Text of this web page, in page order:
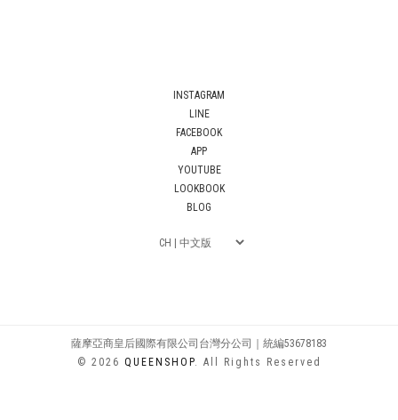
INSTAGRAM
LINE
FACEBOOK
APP
YOUTUBE
LOOKBOOK
BLOG
薩摩亞商皇后國際有限公司台灣分公司｜統編53678183
© 2026 QUEENSHOP. All Rights Reserved